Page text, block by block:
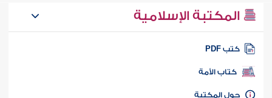
المكتبة الإسلامية
كتب PDF
كتاب الأمة